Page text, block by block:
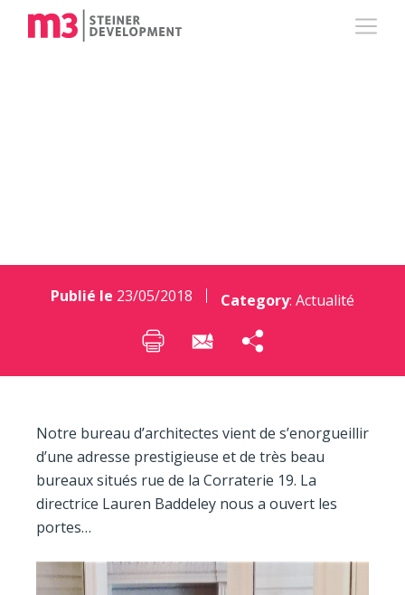
Publié le 23/05/2018 Category: Actualité
Notre bureau d’architectes vient de s’enorgueillir
d’une adresse prestigieuse et de très beau
bureaux situés rue de la Corraterie 19. La
directrice Lauren Baddeley nous a ouvert les
portes…